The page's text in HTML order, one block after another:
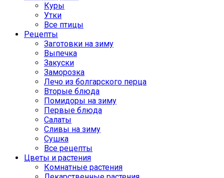
Куры
Утки
Все птицы
Рецепты
Заготовки на зиму
Выпечка
Закуски
Заморозка
Лечо из болгарского перца
Вторые блюда
Помидоры на зиму
Первые блюда
Салаты
Сливы на зиму
Сушка
Все рецепты
Цветы и растения
Комнатные растения